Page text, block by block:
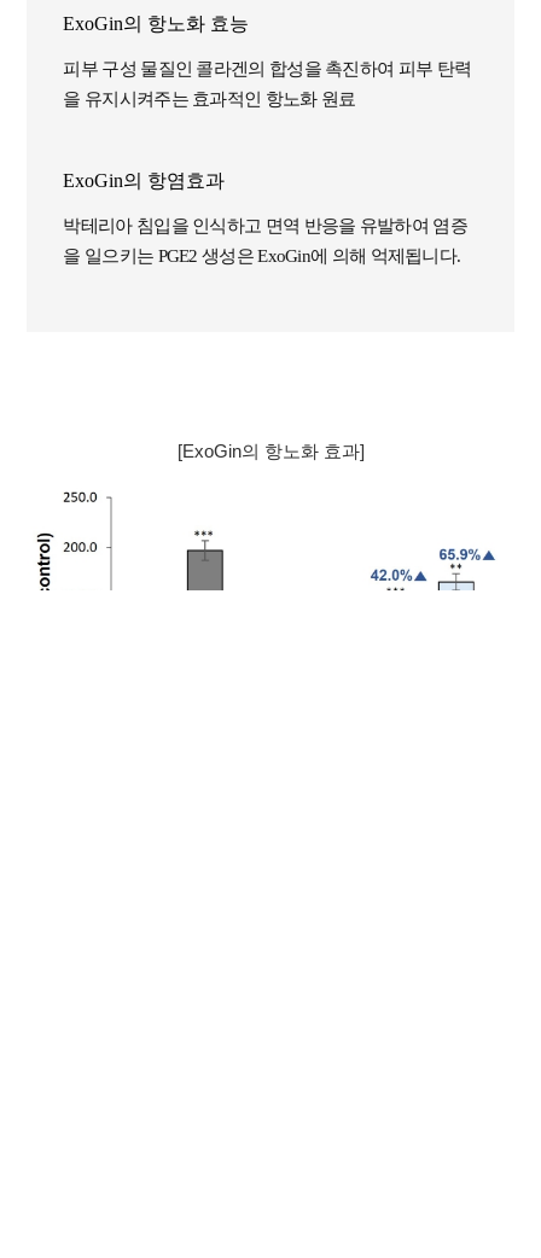
ExoGin의 항노화 효능
피부 구성 물질인 콜라겐의 합성을 촉진하여 피부 탄력
을 유지시켜주는 효과적인 항노화 원료
ExoGin의 항염효과
박테리아 침입을 인식하고 면역 반응을 유발하여 염증
을 일으키는 PGE2 생성은 ExoGin에 의해 억제됩니다.
[ExoGin의 항노화 효과]